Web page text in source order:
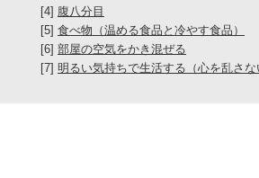
[4] 腹八分目
[5] 食べ物（温める食品と冷やす食品）
[6] 部屋の空気をかき混ぜる
[7] 明るい気持ちで生活する（心を乱さな